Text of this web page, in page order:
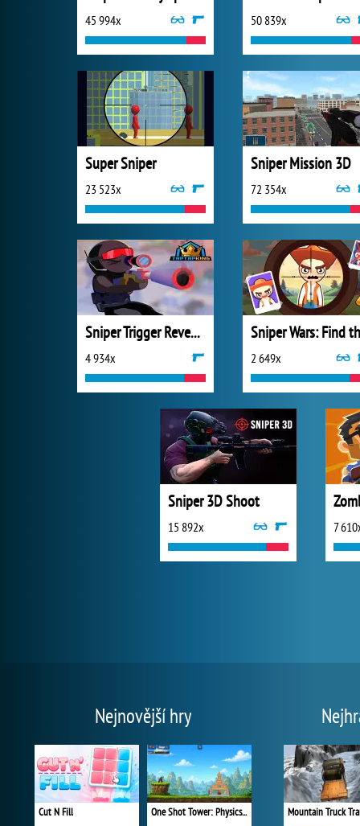
45 994x 50 839x
Super Sniper
23 523x
Sniper Mission 3D
72 354x
Sniper Trigger Revenge
4 934x 2 649x
Sniper 3D Shoot
15 892x 7
Nejnovější hry
Cut N Fill One Shot Tower: Physics Destroyer Mountain Truck